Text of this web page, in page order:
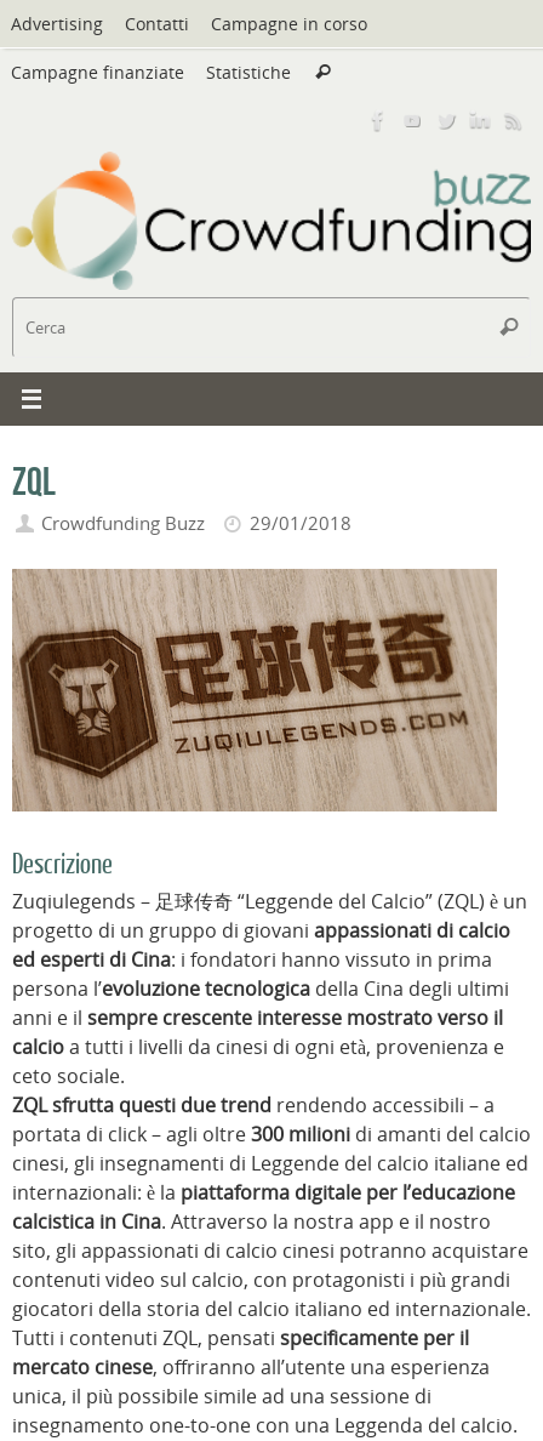
Vai
al
contenuto
Advertising Contatti Campagne in corso
Campagne finanziate Statistiche Cerca
Cerca
ZQL
Crowdfunding Buzz 29/01/2018
Descrizione
Zuqiulegends – 足球传奇 “Leggende del Calcio” (ZQL) è un
progetto di un gruppo di giovani appassionati di calcio
ed esperti di Cina: i fondatori hanno vissuto in prima
persona l’evoluzione tecnologica della Cina degli ultimi
anni e il sempre crescente interesse mostrato verso il
calcioa tutti i livelli da cinesi di ogni età, provenienza e
ceto sociale.
ZQL sfrutta questi due trend rendendo accessibili – a
portata di click – agli oltre300 milioni di amanti del calcio
cinesi, gli insegnamenti di Leggende del calcio italiane ed
internazionali: è la piattaforma digitale per l’educazione
calcistica in Cina. Attraverso la nostra app e il nostro
sito, gli appassionati di calcio cinesi potranno acquistare
contenuti video sul calcio, con protagonisti i più grandi
giocatori della storia del calcio italiano ed internazionale.
Tutti i contenuti ZQL, pensati specificamente per il
mercato cinese, offriranno all’utente una esperienza
unica, il più possibile simile ad una sessione di
insegnamento one-to-one con una Leggenda del calcio.